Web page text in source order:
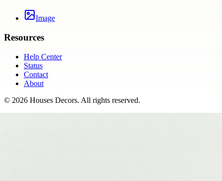
Image
Resources
Help Center
Status
Contact
About
© 2026 Houses Decors. All rights reserved.